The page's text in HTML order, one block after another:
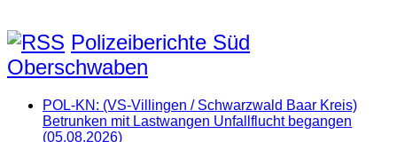
Polizeiberichte Süd
Oberschwaben
POL-KN: (VS-Villingen / Schwarzwald Baar Kreis)
Betrunken mit Lastwangen Unfallflucht begangen
(05.08.2026)